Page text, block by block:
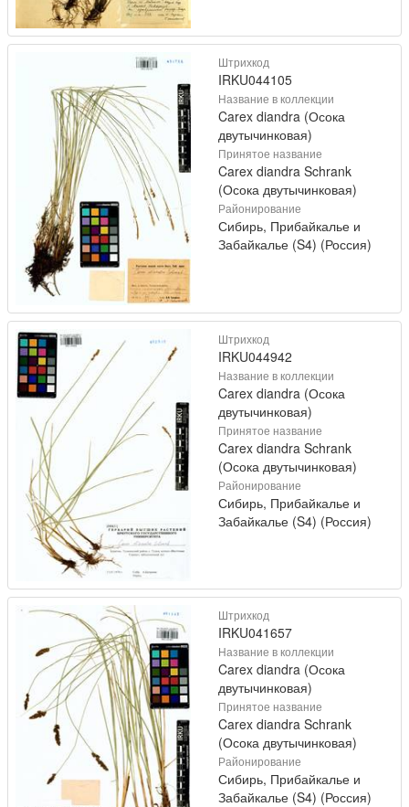
Штрихкод
IRKU044105
Название в коллекции
Carex diandra (Осока
двутычинковая)
Принятое название
Carex diandra Schrank
(Осока двутычинковая)
Районирование
Сибирь, Прибайкалье и
Забайкалье (S4) (Россия)
Штрихкод
IRKU044942
Название в коллекции
Carex diandra (Осока
двутычинковая)
Принятое название
Carex diandra Schrank
(Осока двутычинковая)
Районирование
Сибирь, Прибайкалье и
Забайкалье (S4) (Россия)
Штрихкод
IRKU041657
Название в коллекции
Carex diandra (Осока
двутычинковая)
Принятое название
Carex diandra Schrank
(Осока двутычинковая)
Районирование
Сибирь, Прибайкалье и
Забайкалье (S4) (Россия)